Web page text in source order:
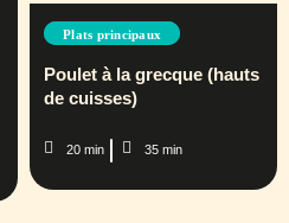
Plats principaux
Poulet à la grecque (hauts
de cuisses)
20 min 35 min